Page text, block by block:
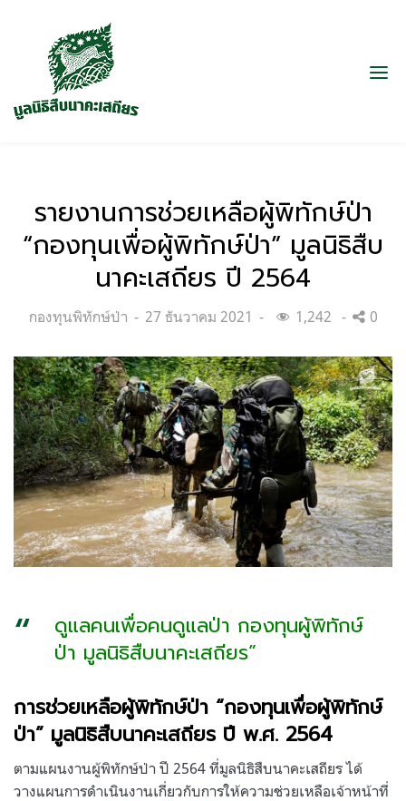
รายงานการช่วยเหลือผู้พิทักษ์ป่า
“กองทุนเพื่อผู้พิทักษ์ป่า” มูลนิธิสืบ
นาคะเสถียร ปี 2564
Categories:
กองทุนพิทักษ์ป่า
Posted
27 ธันวาคม 2021 1,242 0
ดูแลคนเพื่อคนดูแลป่า กองทุนผู้พิทักษ์
ป่า มูลนิธิสืบนาคะเสถียร”
การช่วยเหลือผู้พิทักษ์ป่า “กองทุนเพื่อผู้พิทักษ์
ป่า” มูลนิธิสืบนาคะเสถียร ปี พ.ศ. 2564
ตามแผนงานผู้พิทักษ์ป่า ปี 2564 ที่มูลนิธิสืบนาคะเสถียร ได้
วางแผนการดำเนินงานเกี่ยวกับการให้ความช่วยเหลือเจ้าหน้าที่